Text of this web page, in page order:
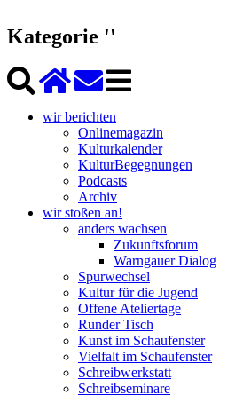
Kategorie ''
wir berichten
Onlinemagazin
Kulturkalender
KulturBegegnungen
Podcasts
Archiv
wir stoßen an!
anders wachsen
Zukunftsforum
Warngauer Dialog
Spurwechsel
Kultur für die Jugend
Offene Ateliertage
Runder Tisch
Kunst im Schaufenster
Vielfalt im Schaufenster
Schreibwerkstatt
Schreibseminare